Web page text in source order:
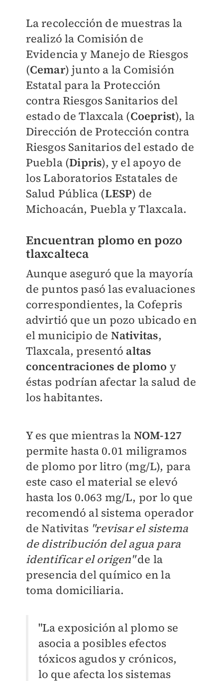
La recolección de muestras la
realizó la Comisión de
Evidencia y Manejo de Riesgos
(Cemar) junto a la Comisión
Estatal para la Protección
contra Riesgos Sanitarios del
estado de Tlaxcala (Coeprist), la
Dirección de Protección contra
Riesgos Sanitarios del estado de
Puebla (Dipris), y el apoyo de
los Laboratorios Estatales de
Salud Pública (LESP) de
Michoacán, Puebla y Tlaxcala.
Encuentran plomo en pozo
tlaxcalteca
Aunque aseguró que la mayoría
de puntos pasó las evaluaciones
correspondientes, la Cofepris
advirtió que un pozo ubicado en
el municipio de Nativitas,
Tlaxcala, presentó altas
concentraciones de plomo y
éstas podrían afectar la salud de
los habitantes.
Y es que mientras la NOM-127
permite hasta 0.01 miligramos
de plomo por litro (mg/L), para
este caso el material se elevó
hasta los 0.063 mg/L, por lo que
recomendó al sistema operador
de Nativitas "revisar el sistema
de distribución del agua para
identificar el origen"de la
presencia del químico en la
toma domiciliaria.
"La exposición al plomo se
asocia a posibles efectos
tóxicos agudos y crónicos,
lo que afecta los sistemas